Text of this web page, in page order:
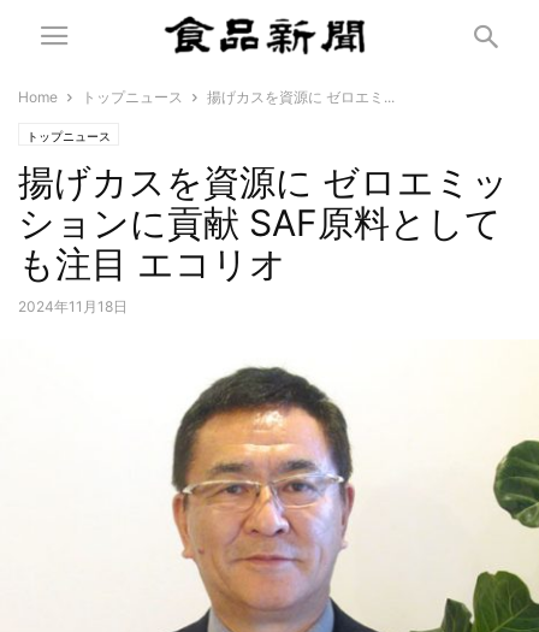
Home トップニュース 揚げカスを資源に ゼロエミ...
トップニュース
揚げカスを資源に ゼロエミッ
ションに貢献 SAF原料として
も注目 エコリオ
2024年11月18日